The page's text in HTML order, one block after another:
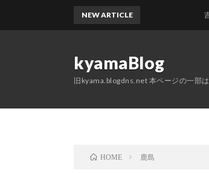
kyamaBlog
旧kyama.blogdns.net 本ページの一部
NEW ARTICLE 吉野家の
HOME 鹿島